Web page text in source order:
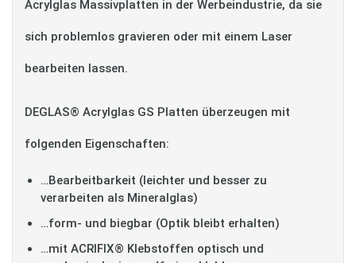
Acrylglas Massivplatten in der Werbeindustrie, da sie
sich problemlos gravieren oder mit einem Laser
bearbeiten lassen.
DEGLAS® Acrylglas GS Platten überzeugen mit
folgenden Eigenschaften:
…Bearbeitbarkeit (leichter und besser zu
verarbeiten als Mineralglas)
…form- und biegbar (Optik bleibt erhalten)
…mit ACRIFIX® Klebstoffen optisch und